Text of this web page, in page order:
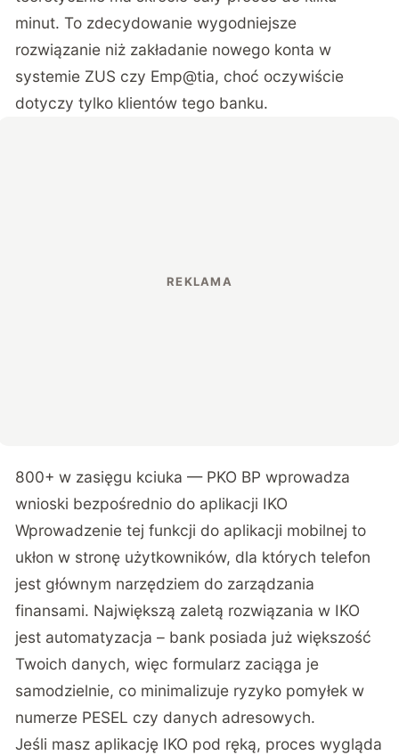
minut. To zdecydowanie wygodniejsze
rozwiązanie niż zakładanie nowego konta w
systemie ZUS czy Emp@tia, choć oczywiście
dotyczy tylko klientów tego banku.
800+ w zasięgu kciuka — PKO BP wprowadza
wnioski bezpośrednio do aplikacji IKO
Wprowadzenie tej funkcji do aplikacji mobilnej to
ukłon w stronę użytkowników, dla których telefon
jest głównym narzędziem do zarządzania
finansami. Największą zaletą rozwiązania w IKO
jest automatyzacja – bank posiada już większość
Twoich danych, więc formularz zaciąga je
samodzielnie, co minimalizuje ryzyko pomyłek w
numerze PESEL czy danych adresowych.
Jeśli masz aplikację IKO pod ręką, proces wygląda